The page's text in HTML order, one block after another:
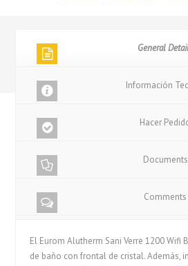
General
Información
Hacer
Documents
Comments
El Eurom Alutherm Sani Verre 1200 Wifi
de baño con frontal de cristal. Además,